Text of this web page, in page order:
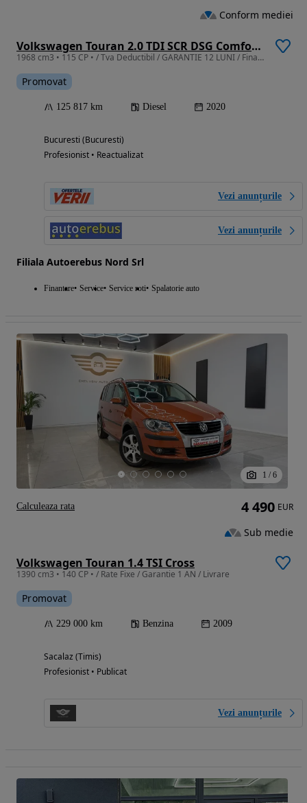
Volkswagen Touran 2.0 TDI SCR DSG Comfortline
1968 cm3 • 115 CP • / Tva Deductibil / GARANTIE 12 LUNI / Finantare
Promovat
125 817 km Diesel 2020
Bucuresti (Bucuresti)
Profesionist • Reactualizat
Vezi anunțurile
Vezi anunțurile
Filiala Autoerebus Nord Srl
Finantare Service Service roti Spalatorie auto
Conform mediei
1 / 6
Volkswagen Touran 1.4 TSI Cross
1390 cm3 • 140 CP • / Rate Fixe / Garantie 1 AN / Livrare
Promovat
229 000 km Benzina 2009
Sacalaz (Timis)
Profesionist • Publicat
Vezi anunțurile
4 490 EUR
Sub medie
Calculeaza rata